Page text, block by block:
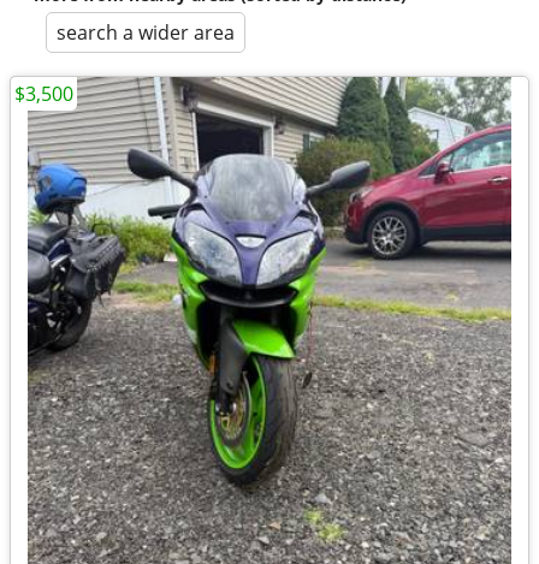
search a wider area
$3,500